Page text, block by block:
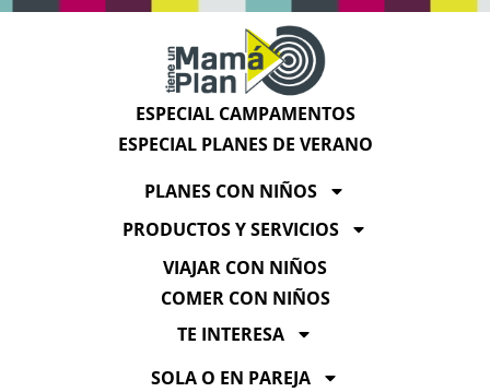
ESPECIAL CAMPAMENTOS
ESPECIAL PLANES DE VERANO
PLANES CON NIÑOS
PRODUCTOS Y SERVICIOS
VIAJAR CON NIÑOS
COMER CON NIÑOS
TE INTERESA
SOLA O EN PAREJA